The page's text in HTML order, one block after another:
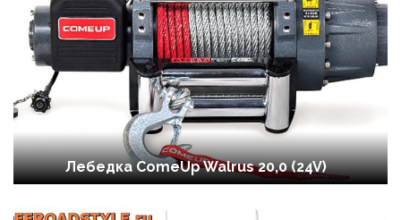
Лебедка ComeUp Walrus 20,0 (24V)